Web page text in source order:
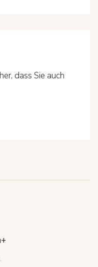
dass Sie auch